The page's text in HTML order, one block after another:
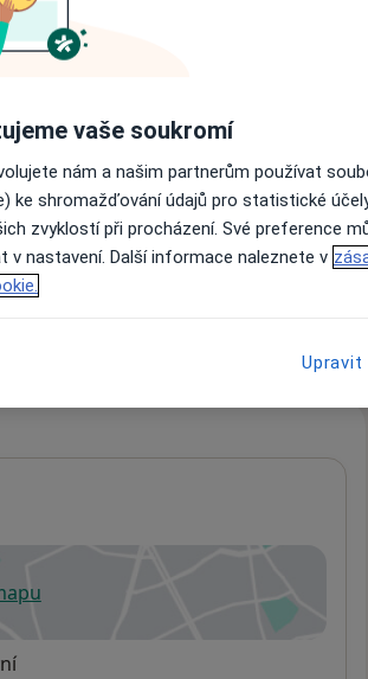
Rezervovat termín
Názory pacientů
nejsou k dispozici
informace o svých službách.
v nové záložce
vaše soukromí
nám a našim partnerům používat
ke shromažďování údajů pro statistické
zvyklostí při procházení. Své preference
v nastavení. Další informace naleznete v
Upravit